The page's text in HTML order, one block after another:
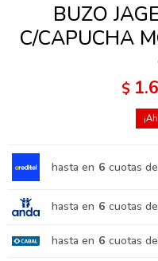
BUZO
C/CAPUCHA
$
hasta en 6 cuotas de
hasta en 6 cuotas de
hasta en 6 cuotas de